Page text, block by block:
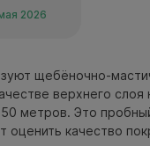
2026
щебёночно-
верхнего слоя
метров. Это
оценить качество